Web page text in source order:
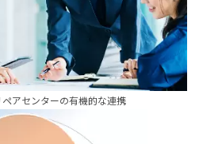
アセンターの有機的な連携